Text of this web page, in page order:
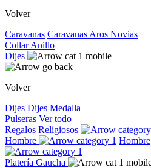
Volver
Caravanas Caravanas Aros Novias
CollarAnillo
Dijes
Volver
Dijes Dijes Medalla
Pulseras Ver todo
Regalos Religiosos
Hombre
Hombre
Platería Gaucha